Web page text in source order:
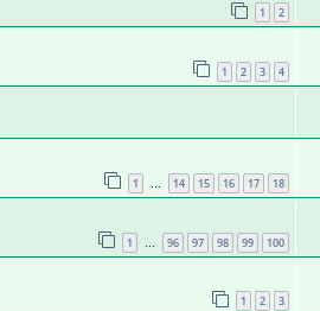
1 2
1 2 3 4
1 … 14 15 16 17 18
1 96 97 98 99 100
1 2 3